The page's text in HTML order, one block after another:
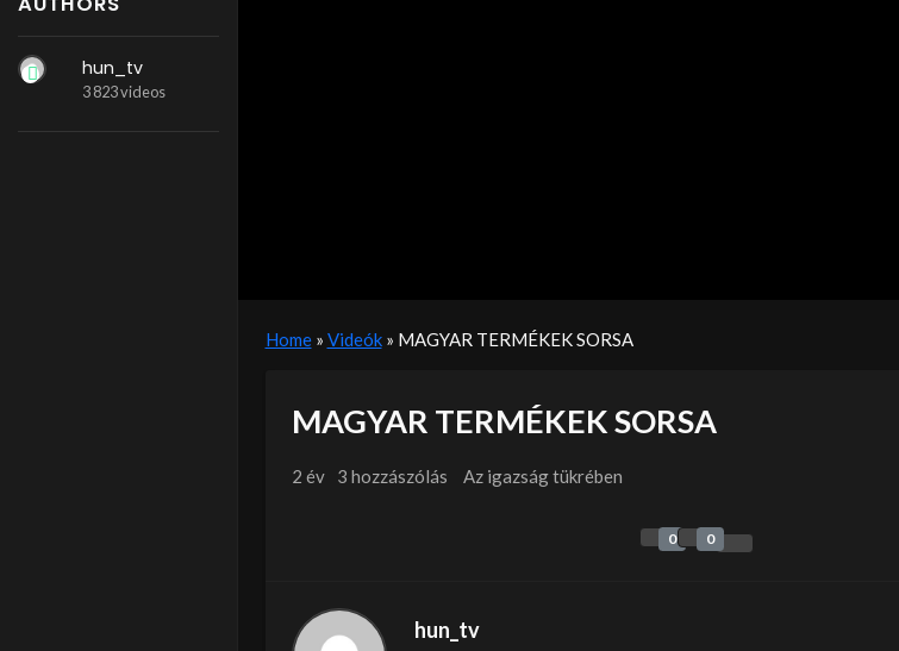
hun_tv
3 823 videos
Home» Videók» MAGYAR TERMÉKEK SORSA
MAGYAR TERMÉKEK SORSA
2 év 3 hozzászólás Az igazság tükrében
0 0
hun_tv